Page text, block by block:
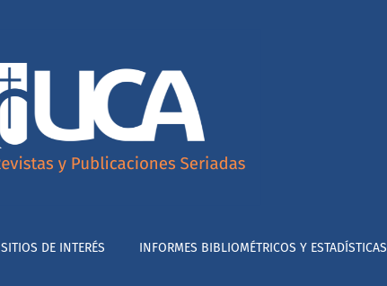
SITIOS DE INTERÉS INFORMES BIBLIOMÉTRICOS Y ESTADÍSTICAS